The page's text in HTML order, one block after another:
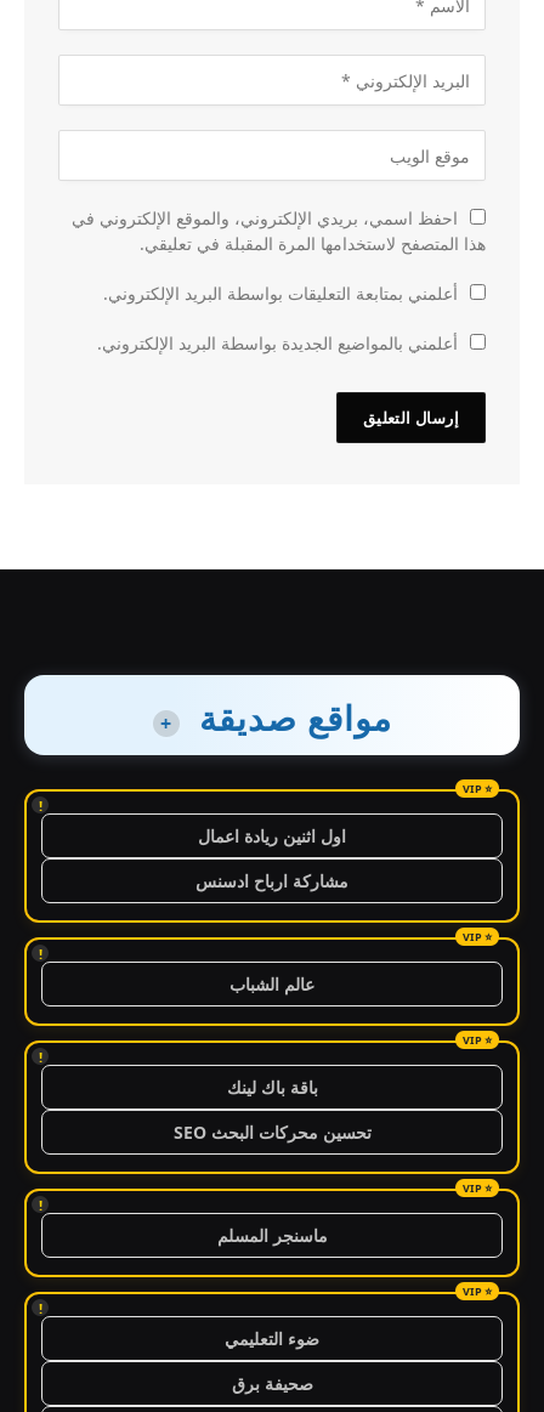
احفظ اسمي، بريدي الإلكتروني، والموقع الإلكتروني في
هذا المتصفح لاستخدامها المرة المقبلة في تعليقي.
أعلمني بمتابعة التعليقات بواسطة البريد الإلكتروني.
أعلمني بالمواضيع الجديدة بواسطة البريد الإلكتروني.
مواقع صديقة +
!
اول اثنين ريادة اعمال
مشاركة ارباح ادسنس
!
عالم الشباب
!
باقة باك لينك
تحسين محركات البحث SEO
!
ماسنجر المسلم
!
ضوء التعليمي
صحيفة برق